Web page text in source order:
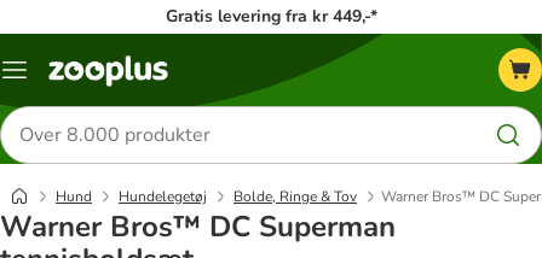
Gratis levering fra kr 449,-*
Menu
Søg
efter
produkter
Hund Hundelegetøj Bolde, Ringe & Tov Warner Bros™ DC
Warner Bros™ DC Superman